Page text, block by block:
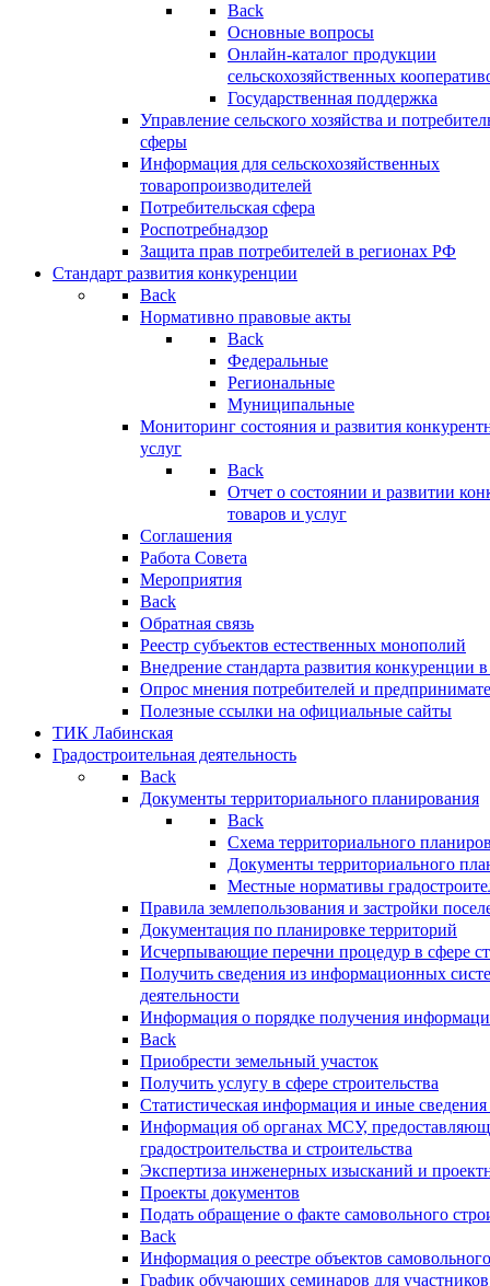
Back
Основные вопросы
Онлайн-каталог продукции
сельскохозяйственных
Государственная поддержка
Управление сельского хозяйства и
сферы
Информация для сельскохозяйственных
товаропроизводителей
Потребительская сфера
Роспотребнадзор
Защита прав потребителей в регионах РФ
Стандарт развития конкуренции
Back
Нормативно правовые акты
Back
Федеральные
Региональные
Муниципальные
Мониторинг состояния и развития
услуг
Back
Отчет о состоянии и развитии
товаров и услуг
Соглашения
Работа Совета
Мероприятия
Back
Обратная связь
Реестр субъектов естественных монополий
Внедрение стандарта развития конкуренции
Опрос мнения потребителей и
Полезные ссылки на официальные сайты
ТИК Лабинская
Градостроительная деятельность
Back
Документы территориального планирования
Back
Схема территориального
Документы территориального
Местные нормативы
Правила землепользования и застройки
Документация по планировке территорий
Исчерпывающие перечни процедур в сфере
Получить сведения из информационных
деятельности
Информация о порядке получения
Back
Приобрести земельный участок
Получить услугу в сфере строительства
Статистическая информация и иные сведения
Информация об органах МСУ,
градостроительства и строительства
Экспертиза инженерных изысканий и
Проекты документов
Подать обращение о факте самовольного
Back
Информация о реестре объектов
График обучающих семинаров для участников